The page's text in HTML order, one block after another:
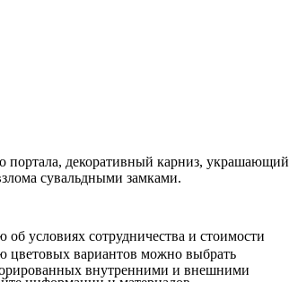
портала, декоративный карниз, украшающий
сувальдными замками.
цветовых вариантов можно выбрать
внутренними и внешними
условиях сотрудничества и стоимости